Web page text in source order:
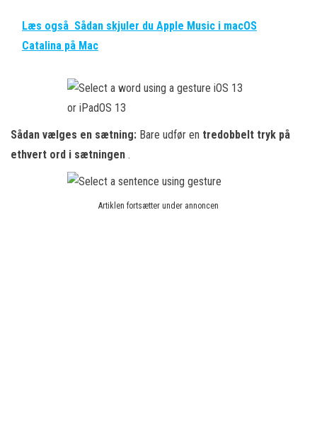
Læs også Sådan skjuler du Apple Music i macOS
Catalina på Mac
Sådan vælges en sætning: Bare udfør en tredobbelt tryk på
ethvert ord i sætningen .
Artiklen fortsætter under annoncen